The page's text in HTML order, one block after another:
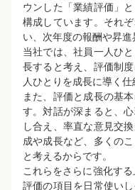
ウンした「業績評価」
構成しています。それ
い、次年度の報酬や昇進
当社では、社員一人ひ
長すると考え、評価制
人ひとりを成長に導く仕
また、評価と成長の基
す。対話が深まると、
し合え、率直な意見交
成や成長など、多くの
と考えるからです。
これらをさらに強化す
評価の項目を日常使い